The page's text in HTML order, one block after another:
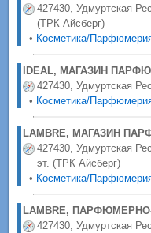
427430, Удмуртская
(ТРК Айсберг)
• Косметика/
IDEAL, МАГАЗИН
427430, Удмуртская
• Косметика/
LAMBRE, МАГАЗИН
427430, Удмуртская
эт. (ТРК Айсберг)
• Косметика/
LAMBRE,
427430, Удмуртская